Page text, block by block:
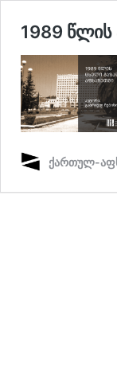
1989 წლის
ქართულ-